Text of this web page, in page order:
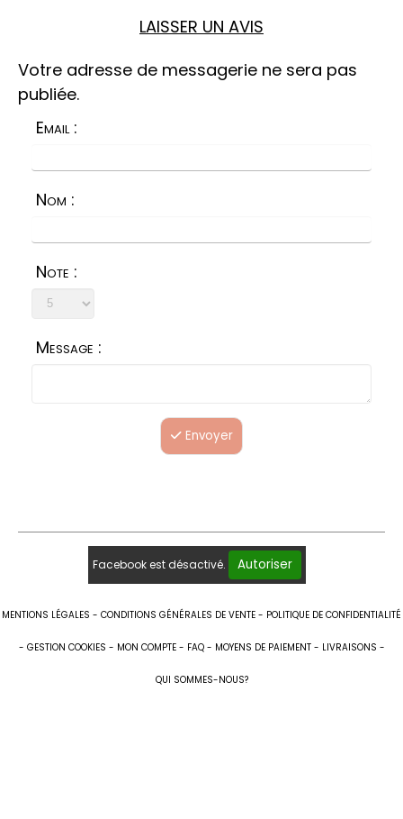
LAISSER UN AVIS
Votre adresse de messagerie ne sera pas
publiée.
Email :
Nom :
Note :
Message :
Envoyer
Facebook est désactivé. Autoriser
MENTIONS LÉGALES CONDITIONS GÉNÉRALES DE VENTE POLITIQUE DE CONFIDENTIALITÉ
GESTION COOKIES MON COMPTE FAQ MOYENS DE PAIEMENT LIVRAISONS
QUI SOMMES-NOUS?